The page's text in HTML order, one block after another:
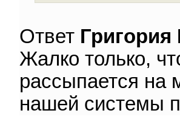
Ответ
Жалко только,
рассыпается на
нашей системы